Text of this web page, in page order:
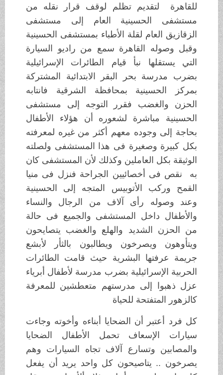
للقاهرة لتقديم تظلم لوقف قرار نقله من
مستشفى الحسينية العام إلى مستشفى
الزقازيق العام لقلة الأطباء بمستشفى الحسينية
وقبل وصوله القاهرة سمع من راديو السيارة
التي يستقلها نبأ قيام الطائرات الإسرائيلية
بضرب مدرسة بحر البقر الابتدائية المشتركة
بمركز الحسينية بمحافظة الشرقية فانتابه
الحزن والغضب فقرر التوجه إلى مستشفى
الحسينية مباشرة لشعوره أن هؤﻻء اﻷطفال
بحاجة إلى وجوده معهم أكثر من غيره لمعرفته
بكل كبيرة وصغيرة فى هذا المستشفى ولصلته
الوثيقة بكل العاملين وكذلك لأن المستشفى كان
به نقص فى أخصائيين الجراحة فنزل فى منيا
القمح وركب اﻷتوبيس المتجه إلى الحسينية
وعند وصوله رأى آﻻف من الرجال والنساء
والأطفال داخل المستشفى والجميع فى حالة
من الحزن الشديد والهلع والغضب يتصايحون
ويتأوهون ويصرخون ويطالبون بالثأر ﻷبشع
جريمة عرفتها البشرية حيث قامت الطائرات
الحربية الإسرائيلية بضرب مدرسة لأطفال أبرياء
عزل ذهبوا إلى مدرستهم متعطشين للمعرفة
كالزهور المتفتحة للحياة
كل فرد أعتبر أن الضحايا أبناءه وأخوته وجاءت
سيارات الإسعاف تحمل اﻷطفال الضحايا
والمصابين وتسارع آﻻف تجاه السيارات وهم
يصرخون .. يتاصيحون كل واحد يريد أن يفعل